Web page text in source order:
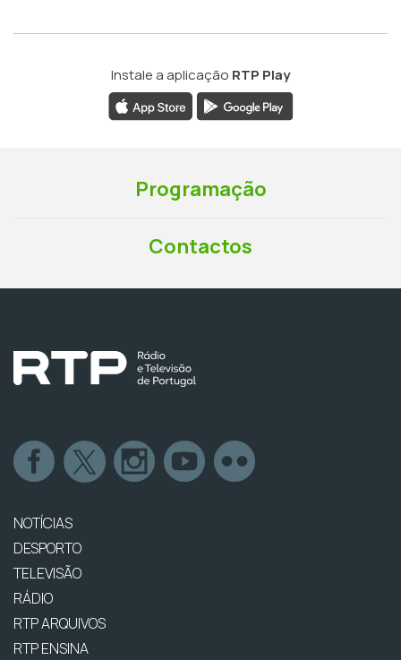
Instale a aplicação RTP Play
Programação
Contactos
NOTÍCIAS
DESPORTO
TELEVISÃO
RÁDIO
RTP ARQUIVOS
RTP ENSINA